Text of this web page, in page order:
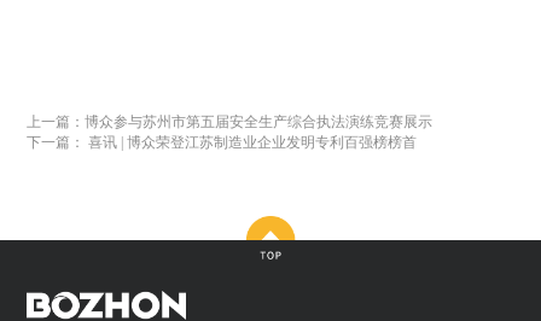
上一篇：博众参与苏州市第五届安全生产综合执法演练竞赛展示
下一篇： 喜讯 | 博众荣登江苏制造业企业发明专利百强榜榜首